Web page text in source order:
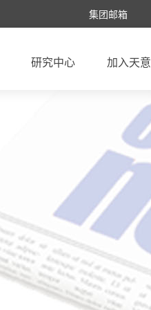
集团邮箱
研究中心 加入天意